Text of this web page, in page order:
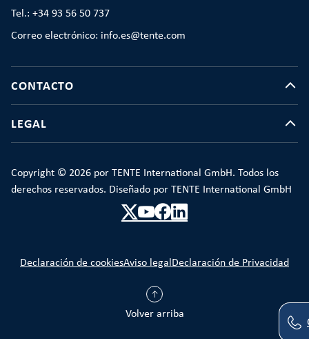
Tel.: +34 93 56 50 737
Correo electrónico: info.es@tente.com
CONTACTO
LEGAL
Copyright © 2026 por TENTE International GmbH. Todos los
derechos reservados. Diseñado por TENTE International GmbH
Volver arriba
Declaración de cookiesAviso legal Declaración de Privacidad